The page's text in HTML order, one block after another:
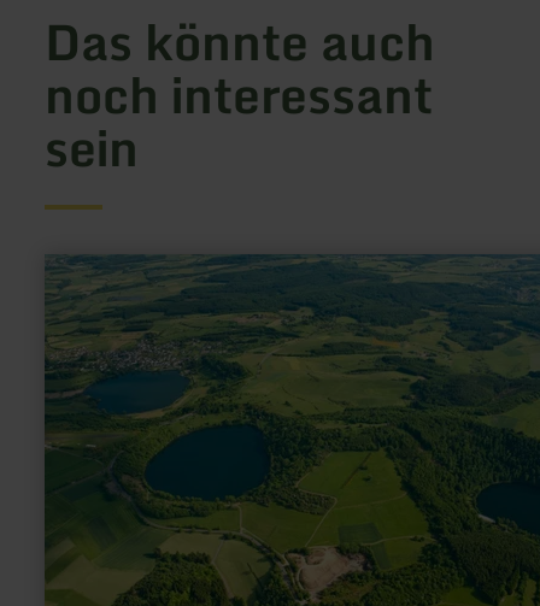
Das könnte auch
noch interessant
sein
mehr
erfahren
zu:
Maare
der
Vulkaneifel